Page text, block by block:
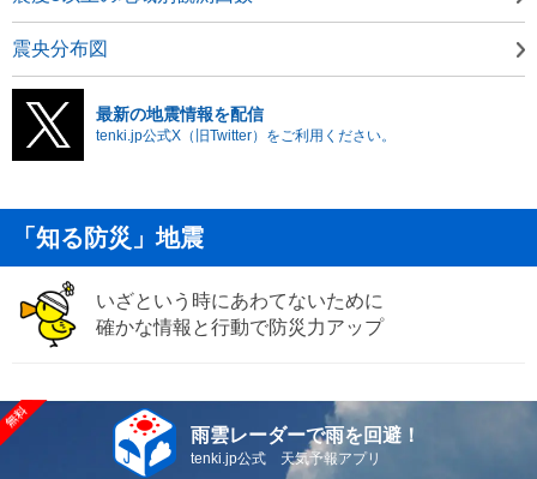
震央分布図
最新の地震情報を配信
tenki.jp公式X（旧Twitter）をご利用ください。
「知る防災」地震
いざという時にあわてないために
確かな情報と行動で防災力アップ
雨雲レーダーで雨を回避！
tenki.jp公式 天気予報アプリ